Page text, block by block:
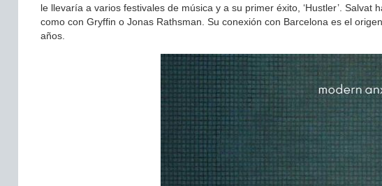
le llevaría a varios festivales de música y a su primer éxito, ‘Hustler’.
como con Gryffin o Jonas Rathsman. Su conexión con Barcelona es el
años.